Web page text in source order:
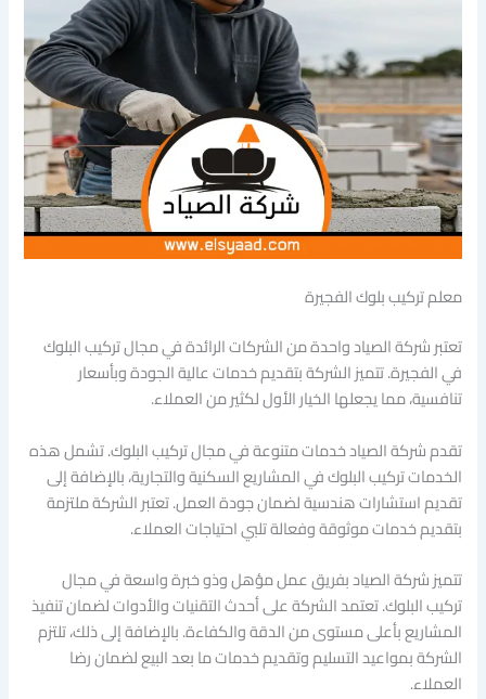
معلم تركيب بلوك الفجيرة
تعتبر شركة الصياد واحدة من الشركات الرائدة في مجال تركيب البلوك
في الفجيرة. تتميز الشركة بتقديم خدمات عالية الجودة وبأسعار
تنافسية، مما يجعلها الخيار الأول لكثير من العملاء.
تقدم شركة الصياد خدمات متنوعة في مجال تركيب البلوك. تشمل هذه
الخدمات تركيب البلوك في المشاريع السكنية والتجارية، بالإضافة إلى
تقديم استشارات هندسية لضمان جودة العمل. تعتبر الشركة ملتزمة
بتقديم خدمات موثوقة وفعالة تلبي احتياجات العملاء.
تتميز شركة الصياد بفريق عمل مؤهل وذو خبرة واسعة في مجال
تركيب البلوك. تعتمد الشركة على أحدث التقنيات والأدوات لضمان تنفيذ
المشاريع بأعلى مستوى من الدقة والكفاءة. بالإضافة إلى ذلك، تلتزم
الشركة بمواعيد التسليم وتقديم خدمات ما بعد البيع لضمان رضا
العملاء.